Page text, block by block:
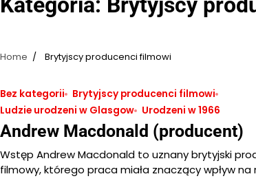
Home Brytyjscy producenci filmowi
Bez kategorii
Brytyjscy producenci filmowi
Ludzie urodzeni w Glasgow
Urodzeni w 1966
Andrew Macdonald (producent)
Wstęp Andrew Macdonald to uznany brytyjski
filmowy, którego praca miała znaczący wpływ na